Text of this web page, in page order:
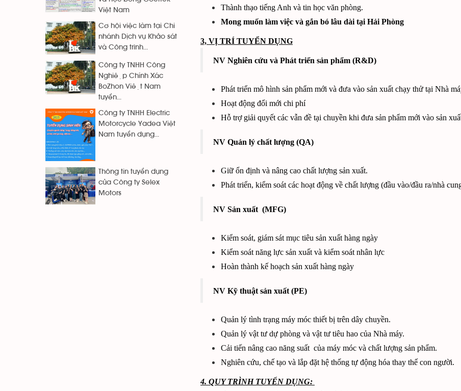
Thành thạo tiếng Anh và tin học văn phòng.
Mong muốn làm việc và gắn bó lâu dài tại Hải Phòng
3, VỊ TRÍ TUYỂN DỤNG
NV Nghiên cứu và Phát triển sản phẩm (R&D)
Phát triển mô hình sản phẩm mới và đưa vào sản xuất chạy thử tại Nhà
Hoạt động đổi mới chi phí
Hỗ trợ giải quyết các vẫn đề tại chuyền khi đưa sản phẩm mới vào sản
NV Quản lý chất lượng (QA)
Giữ ổn định và nâng cao chất lượng sản xuất.
Phát triển, kiểm soát các hoạt động về chất lượng (đầu vào/đầu ra/nhà
NV Sản xuất (MFG)
Kiểm soát, giám sát mục tiêu sản xuất hàng ngày
Kiểm soát năng lực sản xuất và kiểm soát nhân lực
Hoàn thành kế hoạch sản xuất hàng ngày
NV Kỹ thuật sản xuất (PE)
Quản lý tình trạng máy móc thiết bị trên dây chuyền.
Quản lý vật tư dự phòng và vật tư tiêu hao của Nhà máy.
Cải tiến nâng cao năng suất của máy móc và chất lượng sản phẩm.
Nghiên cứu, chế tạo và lắp đặt hệ thống tự động hóa thay thế con người.
4. QUY TRÌNH TUYỂN DỤNG:
Việt Nam
Cơ hội việc làm tại Chi
nhánh Dịch vụ Khảo sát
và Công trình...
Công ty TNHH Công
Nghiệp Chính Xác
BoZhon Việt Nam
tuyển...
Công ty TNHH Electric
Motorcycle Yadea Việt
Nam tuyển dụng...
Thông tin tuyển dụng
của Công ty Selex
Motors